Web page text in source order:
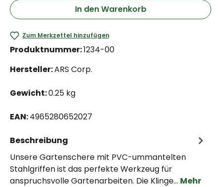
In den Warenkorb
Zum Merkzettel hinzufügen
Produktnummer:1234-00
Hersteller:ARS Corp.
Gewicht:0.25 kg
EAN:4965280652027
Beschreibung
Unsere Gartenschere mit PVC-ummantelten
Stahlgriffen ist das perfekte Werkzeug für
anspruchsvolle Gartenarbeiten. Die Klinge… Mehr